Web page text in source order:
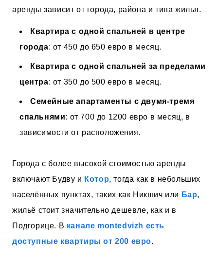
аренды зависит от города, района и типа жилья.
Квартира с одной спальней в центре
города: от 450 до 650 евро в месяц.
Квартира с одной спальней за пределами
центра: от 350 до 500 евро в месяц.
Семейные апартаменты с двумя-тремя
спальнями: от 700 до 1200 евро в месяц, в
зависимости от расположения.
Города с более высокой стоимостью аренды
включают Будву и Котор, тогда как в небольших
населённых пунктах, таких как Никшич или Бар,
жильё стоит значительно дешевле, как и в
Подгорице. В канале montedvizh есть
доступные квартиры от 200 евро.